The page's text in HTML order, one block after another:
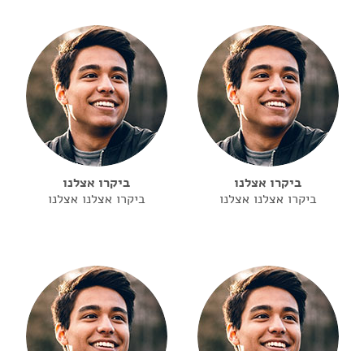
ביקרו אצלנו
ביקרו אצלנו אצלנו
ביקרו אצלנו
ביקרו אצלנו אצלנו